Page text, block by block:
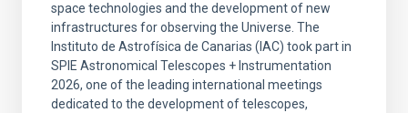
space technologies and the development of new
infrastructures for observing the Universe. The
Instituto de Astrofísica de Canarias (IAC) took part in
SPIE Astronomical Telescopes + Instrumentation
2026, one of the leading international meetings
dedicated to the development of telescopes,